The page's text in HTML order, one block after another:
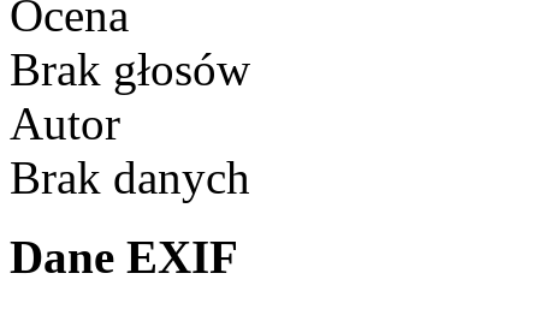
Ocena
Brak głosów
Autor
Brak danych
Dane EXIF